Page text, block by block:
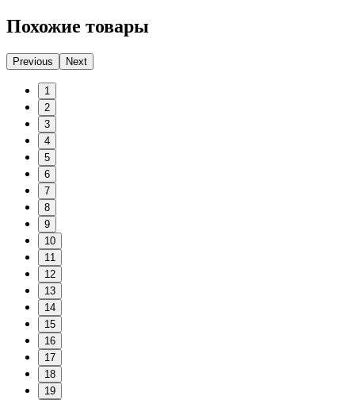
Похожие товары
Previous Next
1
2
3
4
5
6
7
8
9
10
11
12
13
14
15
16
17
18
19